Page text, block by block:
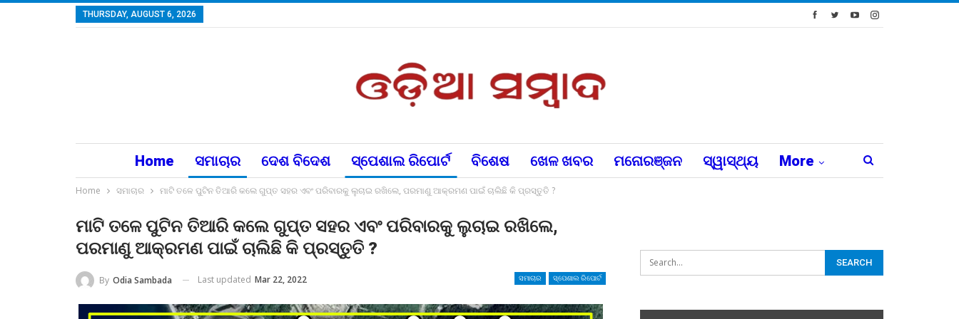
THURSDAY, AUGUST 6, 2026
Home ସମାଚାର ଦେଶ ବିଦେଶ ସ୍ପେଶାଲ ରିପୋର୍ଟ ବିଶେଷ ଖେଳ ଖବର ମନୋରଞ୍ଜନ ସ୍ୱାସ୍ଥ୍ୟ More
Home ସମାଚାର ମାଟି ତଳେ ପୁଟିନ ତିଆରି କଲେ ଗୁପ୍ତ ସହର ଏବଂ ପରିବାରକୁ ଲୁଚାଇ ରଖିଲେ, ପରମାଣୁ ଆକ୍ରମଣ ପାଇଁ ଚାଲିଛି କି ପ୍ରସ୍ତୁତି ?
ମାଟି ତଳେ ପୁଟିନ ତିଆରି କଲେ ଗୁପ୍ତ ସହର ଏବଂ ପରିବାରକୁ ଲୁଚାଇ ରଖିଲେ,
ପରମାଣୁ ଆକ୍ରମଣ ପାଇଁ ଚାଲିଛି କି ପ୍ରସ୍ତୁତି ?
ସମାଚାର ସ୍ପେଶାଲ ରିପୋର୍ଟ
By Odia Sambada Last updated Mar 22, 2022